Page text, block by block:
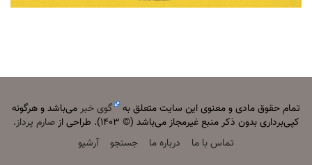
تمام حقوق مادی و معنوی این سایت متعلق به گوی خبرمی‌باشد و هرگونه
کپی‌برداری بدون ذکر منبع غیرمجاز می‌باشد (© ۱۴۰۳). طراحی از
صارم پرداز.
تماس با ما
درباره ما جستجو آرشیو